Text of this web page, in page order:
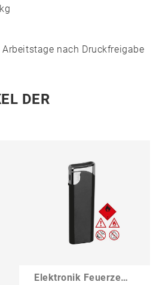
nach Druckfreigabe
DER
Elektronik Feuerzeug nachfüllbar GEOFFREY